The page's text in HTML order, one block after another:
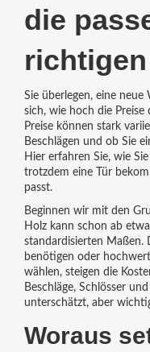
die
Sie überlegen, eine
sich, wie hoch die
Preise können stark
Beschlägen und ob Sie
Hier erfahren Sie, wie
trotzdem eine Tür
passt.
Beginnen wir mit den
Holz kann schon ab
standardisierten Maßen.
benötigen oder
wählen, steigen die
Beschläge, Schlösser
unterschätzt, aber
Woraus